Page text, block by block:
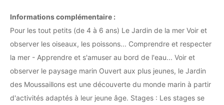
Informations complémentaire :
Pour les tout petits (de 4 à 6 ans) Le Jardin de la mer Voir et
observer les oiseaux, les poissons... Comprendre et respecter
la mer - Apprendre et s'amuser au bord de l'eau... Voir et
observer le paysage marin Ouvert aux plus jeunes, le Jardin
des Moussaillons est une découverte du monde marin à partir
d'activités adaptés à leur jeune âge. Stages : Les stages se